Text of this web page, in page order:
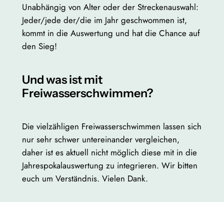
Unabhängig von Alter oder der Streckenauswahl:
Jeder/jede der/die im Jahr geschwommen ist,
kommt in die Auswertung und hat die Chance auf
den Sieg!
Und was ist mit
Freiwasserschwimmen?
Die vielzähligen Freiwasserschwimmen lassen sich
nur sehr schwer untereinander vergleichen,
daher ist es aktuell nicht möglich diese mit in die
Jahrespokalauswertung zu integrieren. Wir bitten
euch um Verständnis. Vielen Dank.